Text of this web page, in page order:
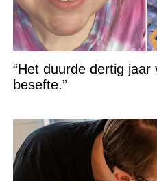
“Het duurde dertig jaar
besefte.”